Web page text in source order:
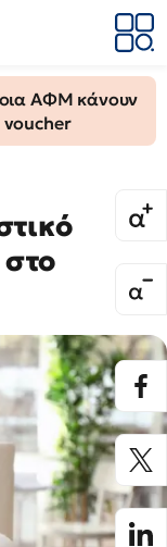
ΑΦΜ κάνουν
voucher